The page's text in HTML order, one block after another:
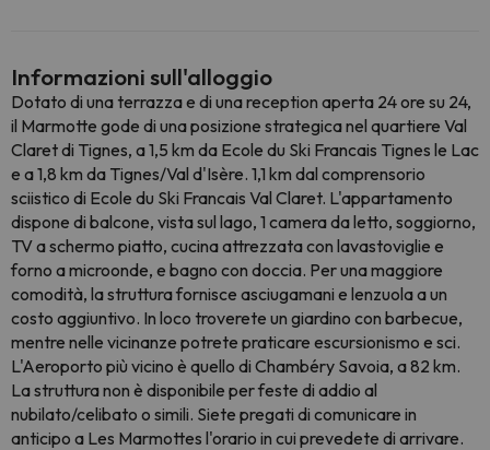
Informazioni sull'alloggio
Dotato di una terrazza e di una reception aperta 24 ore su 24,
il Marmotte gode di una posizione strategica nel quartiere Val
Claret di Tignes, a 1,5 km da Ecole du Ski Francais Tignes le Lac
e a 1,8 km da Tignes/Val d'Isère. 1,1 km dal comprensorio
sciistico di Ecole du Ski Francais Val Claret. L'appartamento
dispone di balcone, vista sul lago, 1 camera da letto, soggiorno,
TV a schermo piatto, cucina attrezzata con lavastoviglie e
forno a microonde, e bagno con doccia. Per una maggiore
comodità, la struttura fornisce asciugamani e lenzuola a un
costo aggiuntivo. In loco troverete un giardino con barbecue,
mentre nelle vicinanze potrete praticare escursionismo e sci.
L'Aeroporto più vicino è quello di Chambéry Savoia, a 82 km.
La struttura non è disponibile per feste di addio al
nubilato/celibato o simili. Siete pregati di comunicare in
anticipo a Les Marmottes l'orario in cui prevedete di arrivare.